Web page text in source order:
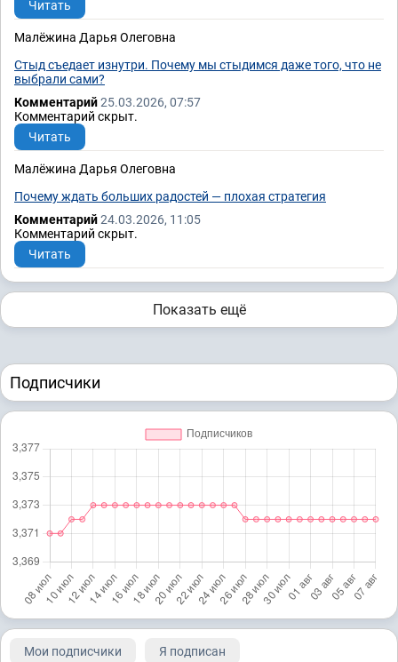
Читать
Малёжина Дарья Олеговна
Стыд съедает изнутри. Почему мы стыдимся даже того, что не
выбрали сами?
Комментарий25.03.2026, 07:57
Комментарий скрыт.
Читать
Малёжина Дарья Олеговна
Почему ждать больших радостей — плохая стратегия
Комментарий24.03.2026, 11:05
Комментарий скрыт.
Читать
Показать ещё
Подписчики
Мои подписчики Я подписан